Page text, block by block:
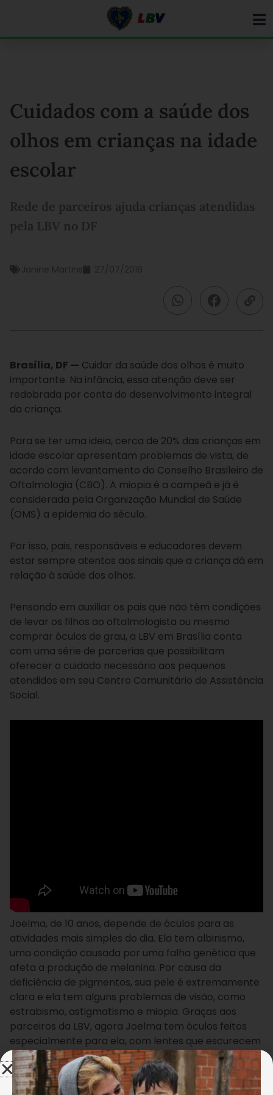
Cuidados com a saúde dos
olhos em crianças na idade
escolar
Rede de parceiros ajuda crianças atendidas
pela LBV no DF
Janine Martins 27/07/2018
Brasília, DF — Cuidar da saúde dos olhos é muito
importante. Na infância, essa atenção deve ser
redobrada por conta do desenvolvimento integral
da criança.
Para se ter uma ideia, cerca de 20% das crianças em
idade escolar apresentam problemas de vista, de
acordo com levantamento do Conselho Brasileiro de
Oftalmologia (CBO). A miopia é a campeã e já é
considerada pela Organização Mundial de Saúde
(OMS) a epidemia do século.
Por isso, pais, responsáveis e educadores devem
estar sempre atentos aos sinais que a criança dá em
relação à saúde dos olhos.
Pensando em auxiliar os pais que não têm condições
de levar os filhos ao oftalmologista ou mesmo
comprar óculos de grau, a LBV em Brasília conta
com uma série de parcerias que possibilitam
oferecer o cuidado necessário aos pequenos
atendidos em seu Centro Comunitário de Assistência
Social.
Joelma, de 10 anos, depende de óculos para as
atividades mais simples do dia. Ela tem albinismo,
uma condição causada por uma falha genética que
afeta a produção de melanina. Por causa da
deficiência de pigmentos, sua pele é extremamente
clara e ela tem alguns problemas de visão, como
estrabismo, astigmatismo e miopia. Graças aos
parceiros da LBV, agora Joelma tem óculos feitos
especialmente para ela, com lentes que escurecem
no sol e que permitem um dia a dia mais confortável.
“Antes, quando estava sem óculos, não dava para eu